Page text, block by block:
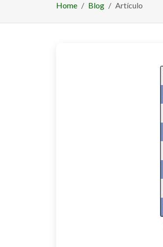
Home Blog Artículo